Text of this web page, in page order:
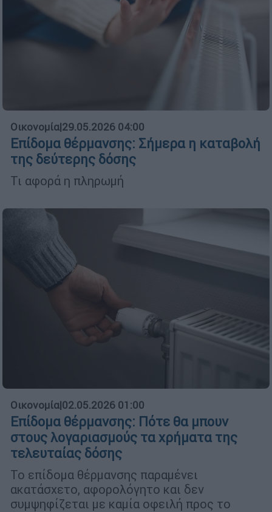
Οικονομία|29.05.2026 04:00
Επίδομα θέρμανσης: Σήμερα η καταβολή
της δεύτερης δόσης
Τι αφορά η πληρωμή
Οικονομία|02.05.2026 01:00
Επίδομα θέρμανσης: Πότε θα μπουν
στους λογαριασμούς τα χρήματα της
τελευταίας δόσης
Το επίδομα θέρμανσης παραμένει
ακατάσχετο, αφορολόγητο και δεν
συμψηφίζεται με καμία οφειλή προς το